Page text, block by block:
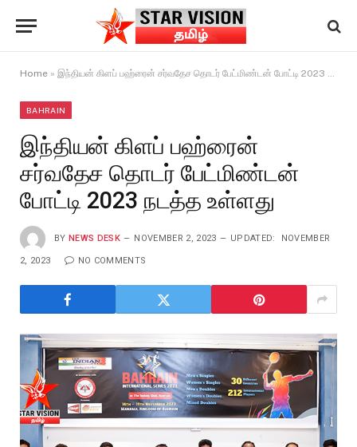
Home » இந்தியன் கிளப் பஹ்ரைன் சர்வதேச தொடர் பேட்மிண்டன் போட்டி 2023 நடத்த உள்ளது
BAHRAIN
இந்தியன் கிளப் பஹ்ரைன்
சர்வதேச தொடர் பேட்மிண்டன்
போட்டி 2023 நடத்த உள்ளது
BY NEWS DESK NOVEMBER 2, 2023 UPDATED: NOVEMBER
2, 2023 NO COMMENTS